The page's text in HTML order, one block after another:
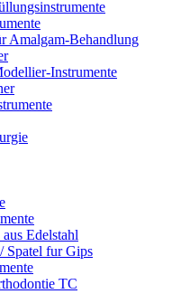
Amalgam-Behandlung
Instrumente
Edelstahl
Spatel fur Gips
TC